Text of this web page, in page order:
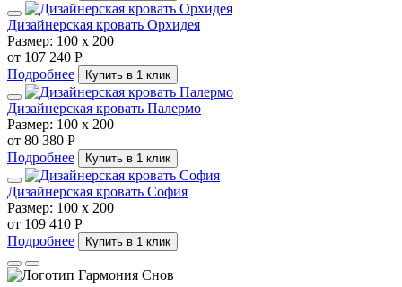
Дизайнерская кровать Орхидея
Размер: 100 х 200
от 107 240 Р
Подробнее
Купить в 1 клик
Дизайнерская кровать Палермо
Размер: 100 х 200
от 80 380 Р
Подробнее
Купить в 1 клик
Дизайнерская кровать София
Размер: 100 х 200
от 109 410 Р
Подробнее
Купить в 1 клик